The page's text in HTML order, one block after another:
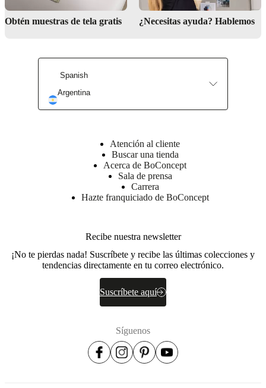
Hoja de
Composition
algodón/30%
Fabriksvej
Obtén muestras de tela gratis ¿Necesitas ayuda? Hablemos
Spanish
Argentina
Atención al cliente
Buscar una tienda
Acerca de BoConcept
Sala de prensa
Carrera
Hazte franquiciado de BoConcept
Recibe nuestra newsletter
¡No te pierdas nada! Suscríbete y recibe las últimas colecciones y
tendencias directamente en tu correo electrónico.
Suscríbete aquí
Síguenos